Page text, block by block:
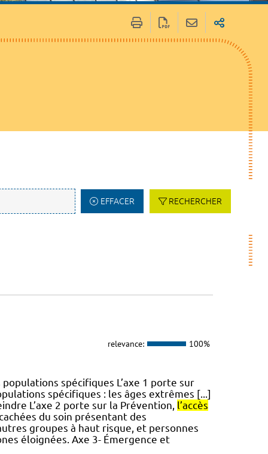
EFFACER RECHERCHER
relevance: 100%
spécifiques L’axe 1 porte sur
spécifiques : les âges extrêmes [...]
L’axe 2 porte sur la Prévention, l’accès
du soin présentant des
groupes à haut risque, et personnes
éloignées. Axe 3- Émergence et